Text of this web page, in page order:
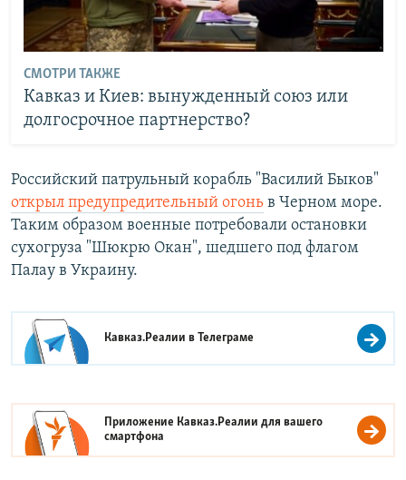
СМОТРИ ТАКЖЕ
Кавказ и Киев: вынужденный союз или
долгосрочное партнерство?
Российский патрульный корабль "Василий Быков"
открыл предупредительный огонь в Черном море.
Таким образом военные потребовали остановки
сухогруза "Шюкрю Окан", шедшего под флагом
Палау в Украину.
Кавказ.Реалии вТелеграме
Приложение Кавказ.Реалии для вашего
смартфона